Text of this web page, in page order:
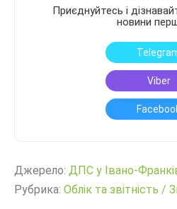
Приєднуйтесь і
новини
Viber
Джерело: ДПС у Івано-
Рубрика: Облік та звітність /